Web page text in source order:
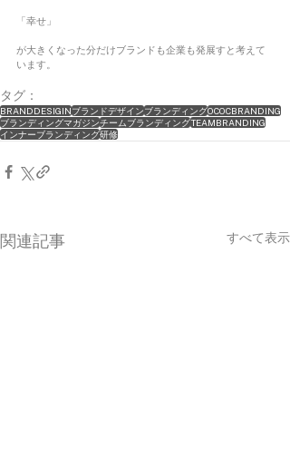
「幸せ」
が大きくなった分だけブランドも企業も発展すと考えて
います。
タグ：
BRANDDESIGINブランドデザインブランディングOCOCBRANDING
ブランディングマガジンチームブランディングTEAMBRANDING
インナーブランディング研修
関連記事 すべて表示